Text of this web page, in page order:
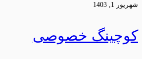
شهریور 1, 1403
کوچینگ خصوصی